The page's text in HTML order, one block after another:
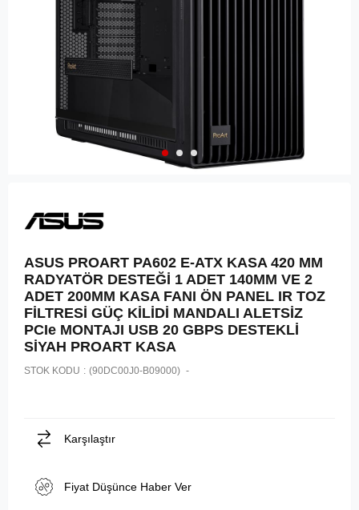
ASUS PROART PA602 E-ATX KASA 420 MM
RADYATÖR DESTEĞİ 1 ADET 140MM VE 2
ADET 200MM KASA FANI ÖN PANEL IR TOZ
FİLTRESİ GÜÇ KİLİDİ MANDALI ALETSİZ
PCIe MONTAJI USB 20 GBPS DESTEKLİ
SİYAH PROART KASA
STOK KODU (90DC00J0-B09000)
Karşılaştır
Fiyat Düşünce Haber Ver